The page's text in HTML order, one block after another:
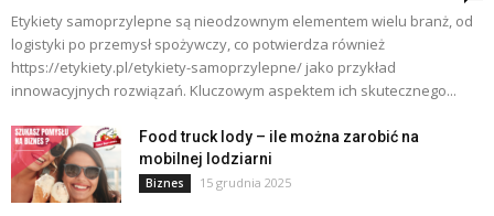
Etykiety samoprzylepne są nieodzownym elementem wielu branż, od
logistyki po przemysł spożywczy, co potwierdza również
https://etykiety.pl/etykiety-samoprzylepne/ jako przykład
innowacyjnych rozwiązań. Kluczowym aspektem ich skutecznego...
Food truck lody – ile można zarobić na
mobilnej lodziarni
Biznes 15 grudnia 2025